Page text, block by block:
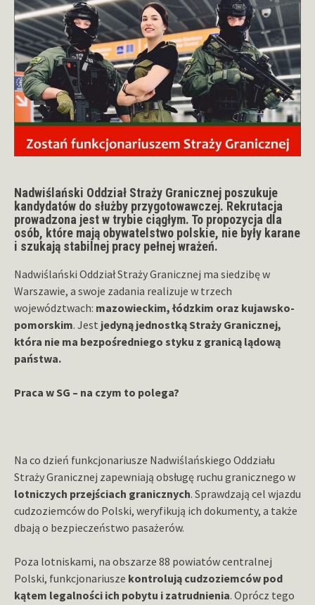
Nadwiślański Oddział Straży Granicznej poszukuje
kandydatów do służby przygotowawczej. Rekrutacja
prowadzona jest w trybie ciągłym. To propozycja dla
osób, które mają obywatelstwo polskie, nie były karane
i szukają stabilnej pracy pełnej wrażeń.
Nadwiślański Oddział Straży Granicznej ma siedzibę w
Warszawie, a swoje zadania realizuje w trzech
województwach: mazowieckim, łódzkim oraz kujawsko-
pomorskim. Jest jedyną jednostką Straży Granicznej,
która nie ma bezpośredniego styku z granicą lądową
państwa.
Praca w SG – na czym to polega?
Na co dzień funkcjonariusze Nadwiślańskiego Oddziału
Straży Granicznej zapewniają obsługę ruchu granicznego w
lotniczych przejściach granicznych. Sprawdzają cel wjazdu
cudzoziemców do Polski, weryfikują ich dokumenty, a także
dbają o bezpieczeństwo pasażerów.
Poza lotniskami, na obszarze 88 powiatów centralnej
Polski, funkcjonariusze kontrolują cudzoziemców pod
kątem legalności ich pobytu i zatrudnienia. Oprócz tego